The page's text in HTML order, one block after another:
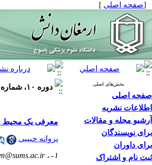
[صفحه اصلی ]
بخش‌های اصلی
صفحه اصلی
اطلاعات نشریه
آرشیو مجله و مقالات
برای نویسندگان
برای داوران
ثبت نام و اشتراک
دوره ۱۰، شماره ۴ - ( ۱۰-۱۳۸۴ )
معرفی یک محیط
پروانه حبیبی
۱- ،